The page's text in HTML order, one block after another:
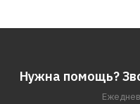
Нужна помощь?